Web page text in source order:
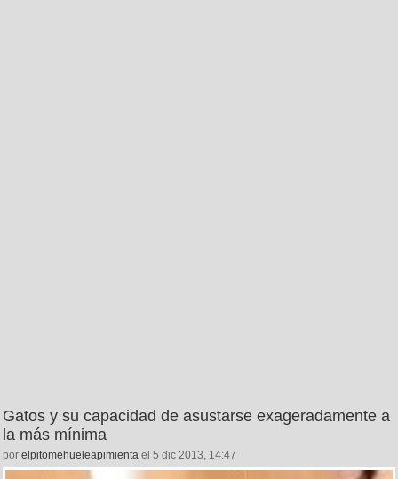
Gatos y su capacidad de asustarse exageradamente a
la más mínima
por elpitomehueleapimienta el 5 dic 2013, 14:47